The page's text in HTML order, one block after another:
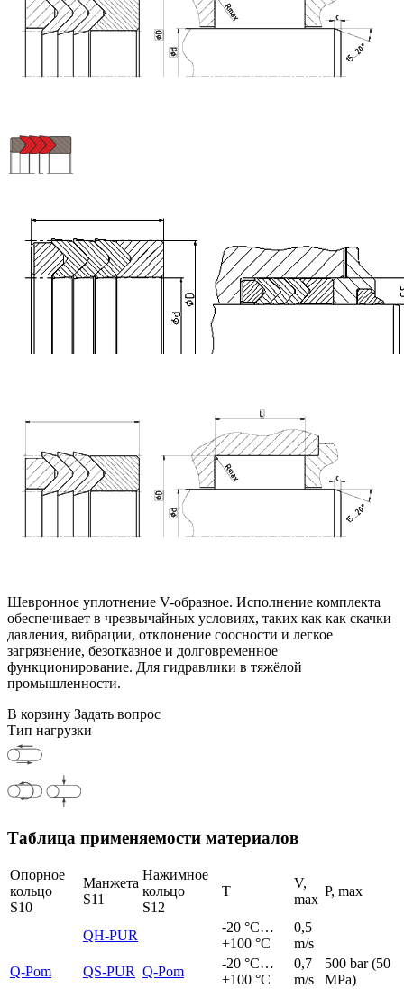
Шевронное уплотнение V-образное. Исполнение комплекта
обеспечивает в чрезвычайных условиях, таких как как скачки
давления, вибрации, отклонение соосности и легкое
загрязнение, безотказное и долговременное
функционирование. Для гидравлики в тяжёлой
промышленности.
В корзину Задать вопрос
Тип нагрузки
Таблица применяемости материалов
Опорное
кольцо
S10
Манжета
S11
Нажимное
кольцо
S12
T
V,
max
P, max
Q-Pom
QH-PUR
Q-Pom
-20 °C…
+100 °C
0,5
m/s
500 bar (50
MPa)
QS-PUR
-20 °C…
+100 °C
0,7
m/s